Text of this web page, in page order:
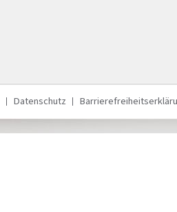
Datenschutz